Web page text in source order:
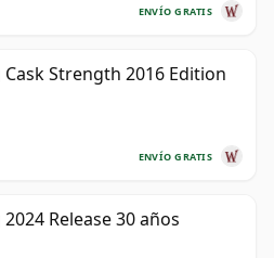
ENVÍO GRATIS
Strength 2016 Edition
ENVÍO GRATIS
Release 30 años